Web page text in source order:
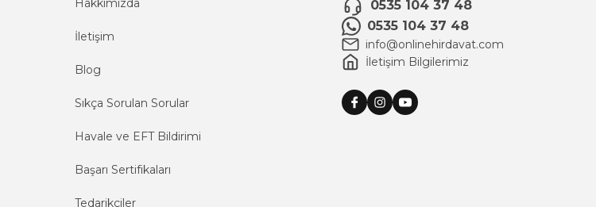
Hakkımızda
İletişim
Blog
Sıkça Sorulan Sorular
Havale ve EFT Bildirimi
Başarı Sertifikaları
Tedarikçiler
0535 104 37 48
0535 104 37 48
info@onlinehirdavat.com
İletişim Bilgilerimiz